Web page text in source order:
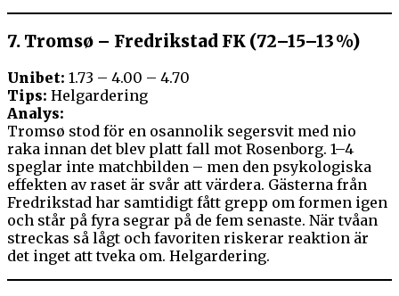
7. Tromsø – Fredrikstad FK (72–15–13 %)
Unibet: 1.73 – 4.00 – 4.70
Tips: Helgardering
Analys:
Tromsø stod för en osannolik segersvit med nio
raka innan det blev platt fall mot Rosenborg. 1–4
speglar inte matchbilden – men den psykologiska
effekten av raset är svår att värdera. Gästerna från
Fredrikstad har samtidigt fått grepp om formen igen
och står på fyra segrar på de fem senaste. När tvåan
streckas så lågt och favoriten riskerar reaktion är
det inget att tveka om. Helgardering.